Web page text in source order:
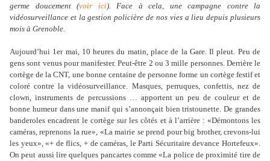
germe doucement (voir ici). Face à cela, une campagne contre la
vidéosurveillance et la gestion policière de nos vies a lieu depuis plusieurs
mois à Grenoble.
Aujourd’hui 1er mai, 10 heures du matin, place de la Gare. Il pleut. Peu de
gens sont venus pour manifester. Peut-être 2 ou 3 mille personnes. Derrière le
cortège de la CNT, une bonne centaine de personne forme un cortège festif et
coloré contre la vidéosurveillance. Masques, perruques, confettis, nez de
clown, instruments de percussions … apportent un peu de couleur et de
bonne humeur dans une manif qui s’annonçait bien tristounette. De grandes
banderoles encadrent le cortège sur les côtés et à l’arrière : «Démontons les
caméras, reprenons la rue», «La mairie se prend pour big brother, crevons-lui
les yeux», «+ de flics, + de caméras, le Parti Sécuritaire devance Hortefeux».
On peut aussi lire quelques pancartes comme «La police de proximité tire de